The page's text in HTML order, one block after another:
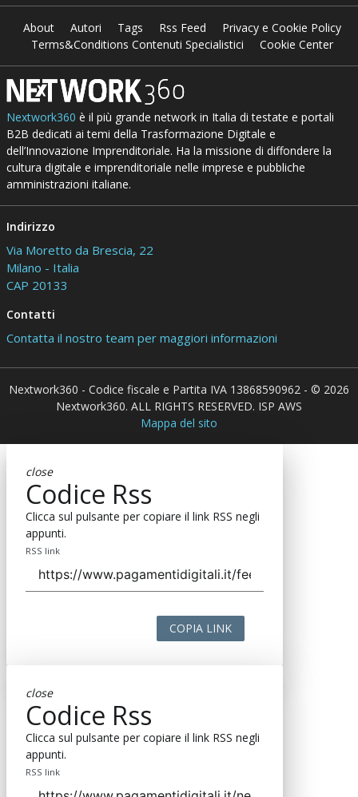
About Autori Tags Rss Feed
Privacy e Cookie Policy
Terms&Conditions Contenuti Specialistici
Cookie Center
Nextwork360 è il più grande network in Italia di testate e portali
B2B dedicati ai temi della Trasformazione Digitale e
dell’Innovazione Imprenditoriale. Ha la missione di diffondere la
cultura digitale e imprenditoriale nelle imprese e pubbliche
amministrazioni italiane.
Indirizzo
Via Moretto da Brescia, 22
Milano - Italia
CAP 20133
Contatti
Contatta il nostro team per maggiori informazioni
Nextwork360 - Codice fiscale e Partita IVA 13868590962 - © 2026
Nextwork360. ALL RIGHTS RESERVED. ISP AWS
Mappa del sito
close
Codice Rss
Clicca sul pulsante per copiare il link RSS negli
appunti.
RSS link
COPIA LINK
close
Codice Rss
Clicca sul pulsante per copiare il link RSS negli
appunti.
RSS link